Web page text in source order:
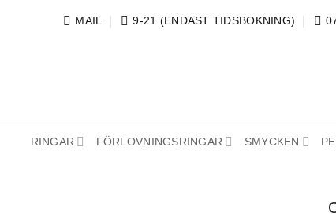
MAIL 9-21 (ENDAST TIDSBOKNING)
RINGAR FÖRLOVNINGSRINGAR SMYCKEN